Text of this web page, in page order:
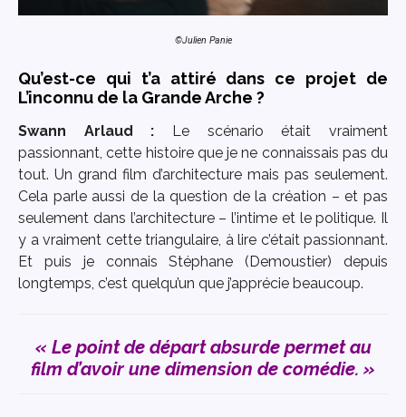
©Julien Panie
Qu’est-ce qui t’a attiré dans ce projet de
L’inconnu de la Grande Arche ?
Swann Arlaud : Le scénario était vraiment
passionnant, cette histoire que je ne connaissais pas du
tout. Un grand film d’architecture mais pas seulement.
Cela parle aussi de la question de la création – et pas
seulement dans l’architecture – l’intime et le politique. Il
y a vraiment cette triangulaire, à lire c’était passionnant.
Et puis je connais Stéphane (Demoustier) depuis
longtemps, c’est quelqu’un que j’apprécie beaucoup.
« Le point de départ absurde permet au
film d’avoir une dimension de comédie. »